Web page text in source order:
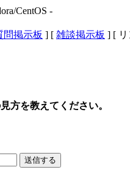
CentOS -
問掲示板 ] [ 雑談掲示板 ] [
方を教えてください。